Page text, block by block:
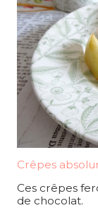
Crêpes
Ces crêpes
de chocolat.